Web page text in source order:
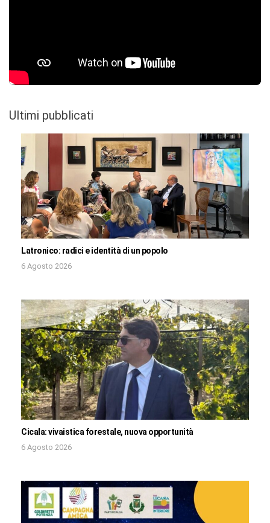
Ultimi pubblicati
Latronico: radici e identità di un popolo
6 Agosto 2026
Cicala: vivaistica forestale, nuova opportunità
6 Agosto 2026